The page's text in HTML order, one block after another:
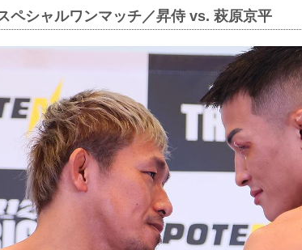
ペシャルワンマッチ／昇侍 vs. 萩原京平